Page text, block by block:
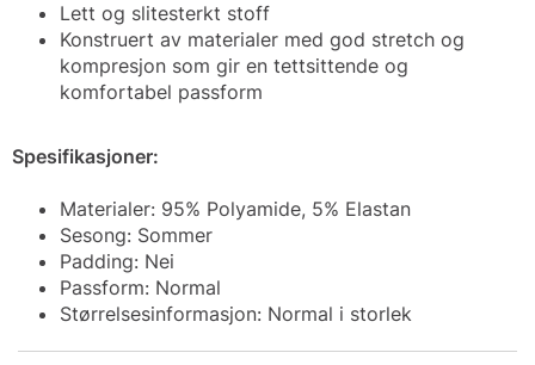
Lett og slitesterkt stoff
Konstruert av materialer med god stretch og
kompresjon som gir en tettsittende og
komfortabel passform
Spesifikasjoner:
Materialer: 95% Polyamide, 5% Elastan
Sesong: Sommer
Padding: Nei
Passform: Normal
Størrelsesinformasjon: Normal i storlek